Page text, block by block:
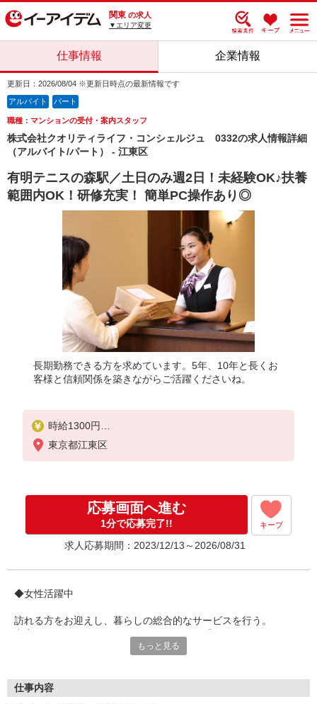
関東 の求人
▼エリア変更
仕事情報 企業情報
更新日：2026/08/04 ※更新日時点の最新情報です
アルバイト パート
職種：マンションの受付・案内スタッフ
株式会社クオリティライフ・コンシェルジュ 0332の求人情報詳細
（アルバイト/パート） - 江東区
有明テニスの森駅／土日のみ週2日！未経験OK♪扶養
範囲内OK！研修充実！ 簡単PC操作あり◎
長期勤務できる方を求めています。5年、10年と長くお
客様と信頼関係を築きながらご活躍くださいね。
時給1300円
※研修期間（最大4日間）は時給1230円
★年末年始手当有
東京都江東区
応募画面へ進む
1分で応募完了!! キープ
求人応募期間：2023/12/13～2026/08/31
◆女性活躍中
訪れる方をお迎えし、暮らしの総合的なサービスを行う。
「あなたがいてくれて良かった」と感謝される喜びを、この仕事
もっと見る
仕事内容